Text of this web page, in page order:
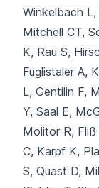
Winkelbach L,
Mitchell CT,
K, Rau S,
Füglistaler A,
L, Gentilin F,
Y, Saal E,
Molitor R,
C, Karpf K,
S, Quast D,